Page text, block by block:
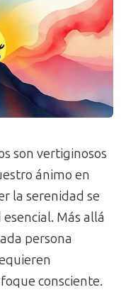
son vertiginosos
ánimo en
la serenidad se
Más allá
persona
consciente.